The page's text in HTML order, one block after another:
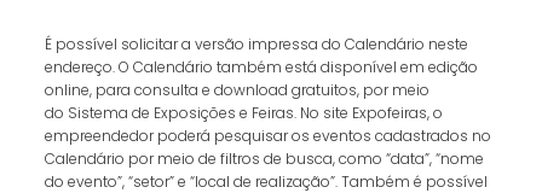
É possível solicitar a versão impressa do Calendário neste
endereço. O Calendário também está disponível em edição
online, para consulta e download gratuitos, por meio
do Sistema de Exposições e Feiras. No site Expofeiras, o
empreendedor poderá pesquisar os eventos cadastrados no
Calendário por meio de filtros de busca, como “data”, “nome
do evento”, “setor” e “local de realização”. Também é possível